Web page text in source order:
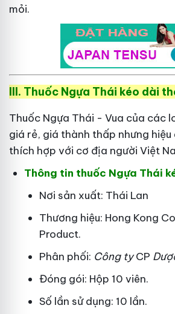
mỏi.
III. Thuốc Ngựa Thái kéo dài
Thuốc Ngựa Thái - Vua của các
giá rẻ, giá thành thấp nhưng
thích hợp với cơ địa người Việt
Thông tin thuốc Ngựa Thái
Nơi sản xuất: Thái Lan
Thương hiệu: Hong Kong
Product.
Phân phối: Công tyCP
Đóng gói: Hộp 10 viên.
Số lần sử dụng: 10 lần.